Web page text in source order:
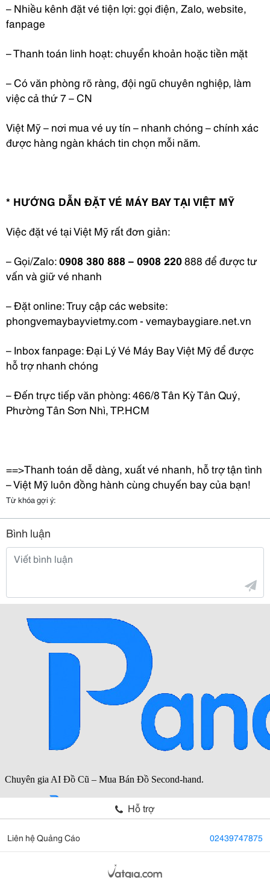
– Nhiều kênh đặt vé tiện lợi: gọi điện, Zalo, website,
fanpage
– Thanh toán linh hoạt: chuyển khoản hoặc tiền mặt
– Có văn phòng rõ ràng, đội ngũ chuyên nghiệp, làm
việc cả thứ 7 – CN
Việt Mỹ – nơi mua vé uy tín – nhanh chóng – chính xác
được hàng ngàn khách tin chọn mỗi năm.
* HƯỚNG DẪN ĐẶT VÉ MÁY BAY TẠI VIỆT MỸ
Việc đặt vé tại Việt Mỹ rất đơn giản:
– Gọi/Zalo:0908 380 888 – 0908 220888 để được tư
vấn và giữ vé nhanh
– Đặt online: Truy cập các website:
phongvemaybayvietmy.com - vemaybaygiare.net.vn
– Inbox fanpage: Đại Lý Vé Máy Bay Việt Mỹ để được
hỗ trợ nhanh chóng
– Đến trực tiếp văn phòng: 466/8 Tân Kỳ Tân Quý,
Phường Tân Sơn Nhì, TP.HCM
==>Thanh toán dễ dàng, xuất vé nhanh, hỗ trợ tận tình
– Việt Mỹ luôn đồng hành cùng chuyến bay của bạn!
Từ khóa gợi ý:
Bình luận
Hỗ trợ
Liên hệ Quảng Cáo 02439747875